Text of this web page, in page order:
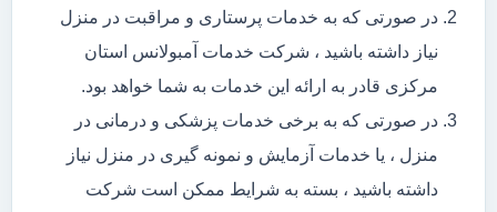
در صورتی که به خدمات پرستاری و مراقبت در منزل
نیاز داشته باشید ، شرکت خدمات آمبولانس استان
مرکزی قادر به ارائه این خدمات به شما خواهد بود.
در صورتی که به برخی خدمات پزشکی و درمانی در
منزل ، یا خدمات آزمایش و نمونه گیری در منزل نیاز
داشته باشید ، بسته به شرایط ممکن است شرکت